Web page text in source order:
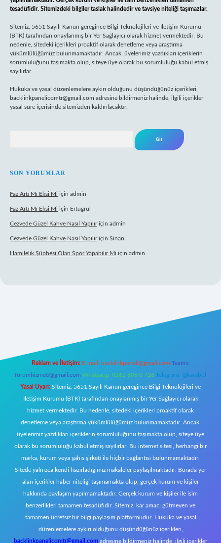
tesadüfidir. Sitemizdeki bilgiler taslak halindedir ve tavsiye niteliği taşımazlar.
Sitemiz, 5651 Sayılı Kanun gereğince Bilgi Teknolojileri ve İletişim Kurumu
(BTK) tarafından onaylanmış bir Yer Sağlayıcı olarak hizmet vermektedir. Bu
nedenle, sitedeki içerikleri proaktif olarak denetleme veya araştırma
yükümlülüğümüz bulunmamaktadır. Ancak, üyelerimiz yazdıkları içeriklerin
sorumluluğunu taşımakta olup, siteye üye olarak bu sorumluluğu kabul etmiş
sayılırlar.
Hukuka ve yasal düzenlemelere aykırı olduğunu düşündüğünüz içerikleri,
backlinkpanelicomtr@gmail.com adresine bildirmeniz halinde, ilgili içerikler
yasal süre içerisinde sitemizden kaldırılacaktır.
SON YORUMLAR
Faz Artı Mı Eksi Mi için admin
Faz Artı Mı Eksi Mi için Ertuğrul
Cezvede Güzel Kahve Nasıl Yapılıriçin admin
Cezvede Güzel Kahve Nasıl Yapılıriçin Sinan
Hamilelik Şüphesi Olan Spor Yapabilir Mi için admin
Reklam ve İletişim: E-mail: backlinkpaneli@gmail.com Teams:
forumhizmeti@gmail.com Whatsapp: 0262 606 0 726 Telegram: @karabul
Yasal Uyarı: Sitemiz, 5651 Sayılı Kanun gereğince Bilgi Teknolojileri ve
İletişim Kurumu (BTK) tarafından onaylanmış bir Yer Sağlayıcı olarak
hizmet vermektedir. Bu nedenle, sitedeki içerikleri proaktif olarak
denetleme veya araştırma yükümlülüğümüz bulunmamaktadır. Ancak,
üyelerimiz yazdıkları içeriklerin sorumluluğunu taşımakta olup, siteye üye
olarak bu sorumluluğu kabul etmiş sayılırlar. Bu internet sitesi, herhangi bir
marka, kurum veya şahıs şirketi ile hiçbir bağlantısı bulunmamaktadır.
Sitede yalnızca kendi hazırladığımız makaleler paylaşılmaktadır. Burada yer
alan içerikler haber niteliği taşımamakta olup, gerçek kurum ve kişiler
hakkında paylaşım yapılmamaktadır. Gerçek kurum ve kişiler ile isim
benzerlikleri tamamen tesadüfidir. Sitemiz, kar amacı gütmeyen ve
tamamen ücretsiz bir bilgi paylaşım platformudur. Hukuka ve yasal
düzenlemelere aykırı olduğunu düşündüğünüz içerikleri,
backlinkpanelicomtr@gmail.com adresine bildirmeniz halinde, ilgili içerikler